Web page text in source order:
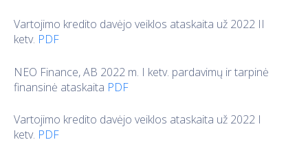
Vartojimo kredito davėjo veiklos ataskaita už 2022 II
ketv. PDF
NEO Finance, AB 2022 m. I ketv. pardavimų ir tarpinė
finansinė ataskaita PDF
Vartojimo kredito davėjo veiklos ataskaita už 2022 I
ketv. PDF